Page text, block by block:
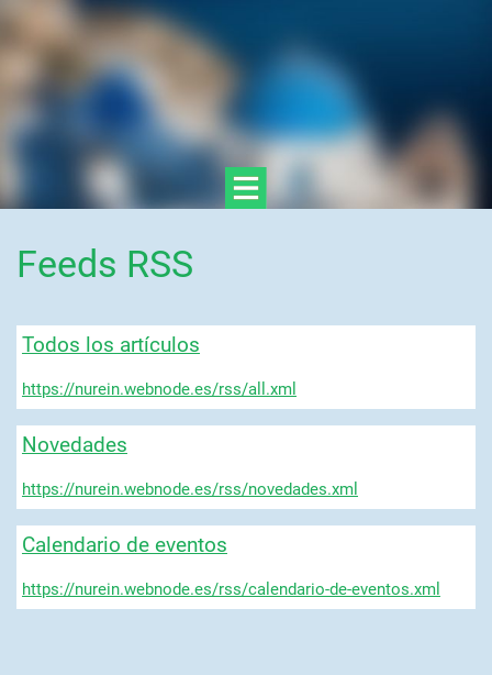
Feeds RSS
Todos los artículos
https://nurein.webnode.es/rss/all.xml
Novedades
https://nurein.webnode.es/rss/novedades.xml
Calendario de eventos
https://nurein.webnode.es/rss/calendario-de-eventos.xml